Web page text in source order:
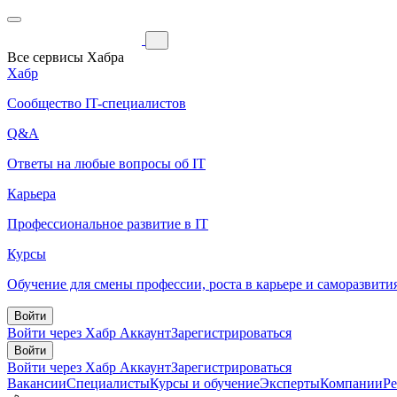
Все сервисы Хабра
Хабр
Сообщество IT-специалистов
Q&A
Ответы на любые вопросы об IT
Карьера
Профессиональное развитие в IT
Курсы
Обучение для смены профессии, роста в карьере и
Войти
Войти через Хабр АккаунтЗарегистрироваться
Войти
Войти через Хабр АккаунтЗарегистрироваться
ВакансииСпециалистыКурсы и обучениеЭкспертыКомпании